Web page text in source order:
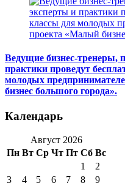
Ведущие бизнес-тренеры,
практики проведут
молодых
бизнес большого города».
Календарь
Август 2026
Пн Вт Ср Чт Пт Сб Вс
1
2
3
4 5 6 7 8 9